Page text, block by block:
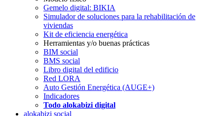
Gemelo digital: BIKIA
Simulador de soluciones para la rehabilitación de
viviendas
Kit de eficiencia energética
Herramientas y/o buenas prácticas
BIM social
BMS social
Libro digital del edificio
Red LORA
Auto Gestión Energética (AUGE+)
Indicadores
Todo alokabizi digital
alokabizi social